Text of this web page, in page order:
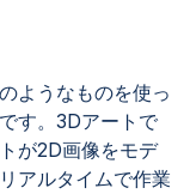
ようなものを使っ
す。3Dアートで
が2D画像をモデ
アルタイムで作業